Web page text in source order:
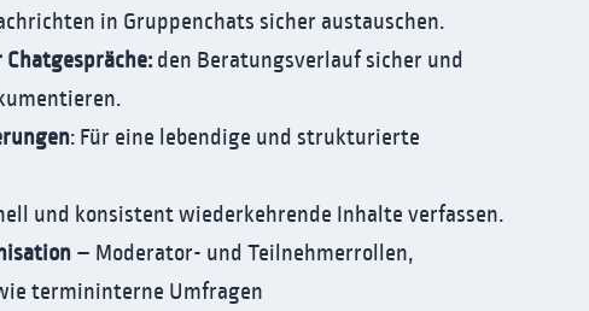
in Gruppenchats sicher austauschen.
den Beratungsverlauf sicher und
: Für eine lebendige und strukturierte
und konsistent wiederkehrende Inhalte verfassen.
– Moderator- und Teilnehmerrollen,
termininterne Umfragen